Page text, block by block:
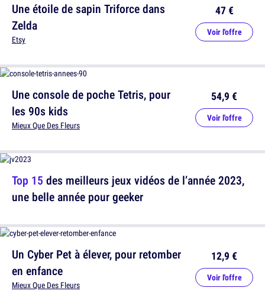
Un Cyber Pet à élever, pour retomber
en enfance
Mieux Que Des Fleurs
12,9 €
Voir l'offre
Une étoile de sapin Triforce dans
Zelda
Etsy
47 €
Voir l'offre
Une console de poche Tetris, pour
les 90s kids
Mieux Que Des Fleurs
54,9 €
Voir l'offre
Top 15 des meilleurs jeux vidéos de l’année 2023,
une belle année pour geeker